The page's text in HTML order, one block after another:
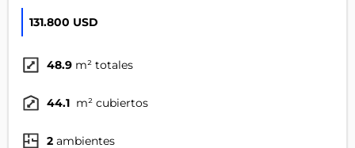
131.800 USD
48.9 m² totales
44.1 m² cubiertos
2 ambientes